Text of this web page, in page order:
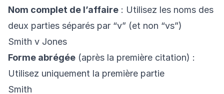
Nom complet de l’affaire : Utilisez les noms des
deux parties séparés par “v” (et non “vs”)
Smith v Jones
Forme abrégée (après la première citation) :
Utilisez uniquement la première partie
Smith